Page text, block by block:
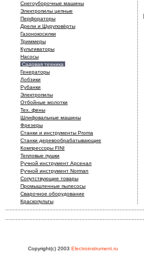
Снегоуборочные машины
Электропилы цепные
Перфораторы
Дрели и Шуруповёрты
Газонокосилки
Триммеры
Культиваторы
Hасосы
Садовая техника
Генераторы
Лобзики
Рубанки
Электропилы
Отбойные молотки
Тех. фены
Шлифовальные машины
Фрезеры
Станки и инструменты Proma
Станки деревообрабатывающие
Компрессоры FINI
Тепловые пушки
Ручной инструмент Арсенал
Ручной инструмент Norman
Сопутствующие товары
Промышленные пылесосы
Сварочное оборудование
Краскопульты
Copyright(c) 2003 Electroinstrument.ru